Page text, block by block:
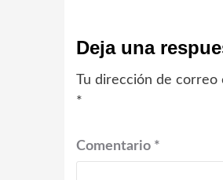
Deja una
Tu dirección de correo
*
Comentario *